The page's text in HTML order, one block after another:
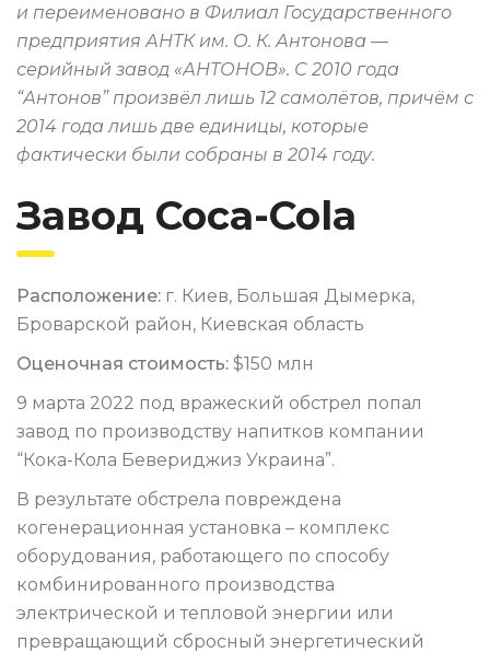
и переименовано в Филиал Государственного
предприятия АНТК им. О. К. Антонова —
серийный завод «АНТОНОВ». С 2010 года
“Антонов” произвёл лишь 12 самолётов, причём с
2014 года лишь две единицы, которые
фактически были собраны в 2014 году.
Завод Coca-Cola
Расположение: г. Киев, Большая Дымерка,
Броварской район, Киевская область
Оценочная стоимость: $150 млн
9 марта 2022 под вражеский обстрел попал
завод по производству напитков компании
“Кока-Кола Бевериджиз Украина”.
В результате обстрела повреждена
когенерационная установка – комплекс
оборудования, работающего по способу
комбинированного производства
электрической и тепловой энергии или
превращающий сбросный энергетический